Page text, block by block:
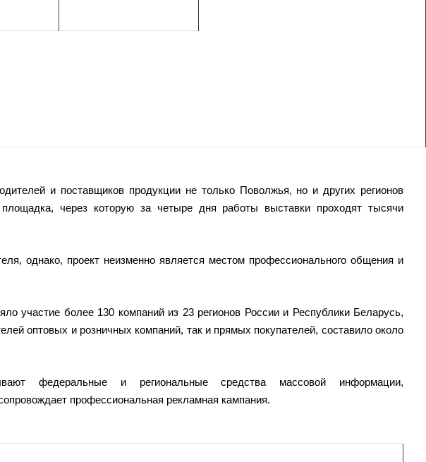
и поставщиков продукции не только Поволжья, но и других регионов
через которую за четыре дня работы выставки проходят тысячи
однако, проект неизменно является местом профессионального общения и
более 130 компаний из 23 регионов России и Республики Беларусь,
оптовых и розничных компаний, так и прямых покупателей, составило около
федеральные и региональные средства массовой информации,
профессиональная рекламная кампания.